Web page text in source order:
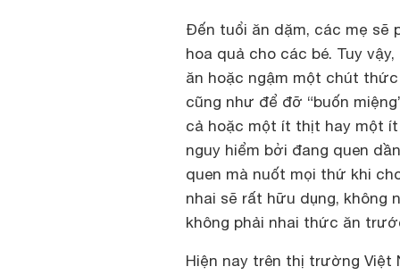
Đến tuổi ăn dặm, các mẹ sẽ
hoa quả cho các bé. Tuy
ăn hoặc ngậm một chút
cũng như để đỡ “buốn
cả hoặc một ít thịt hay một ít
nguy hiểm bởi đang quen
quen mà nuốt mọi thứ khi
nhai sẽ rất hữu dụng, không
không phải nhai thức ăn
Hiện nay trên thị trường Việt